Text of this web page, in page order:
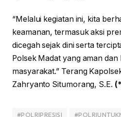
“Melalui kegiatan ini, kita
keamanan, termasuk aksi
dicegah sejak dini serta
Polsek Madat yang aman
masyarakat.” Terang
Zahryanto Situmorang, S.E.
#POLRIPRESISI